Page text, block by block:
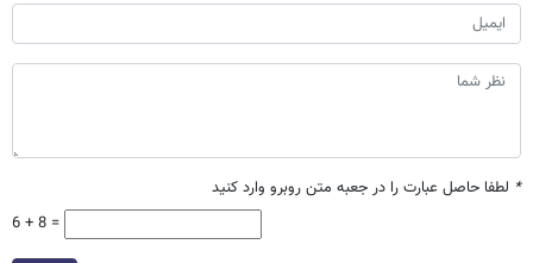
* لطفا حاصل عبارت را در جعبه متن روبرو وارد کنید
6 + 8 =